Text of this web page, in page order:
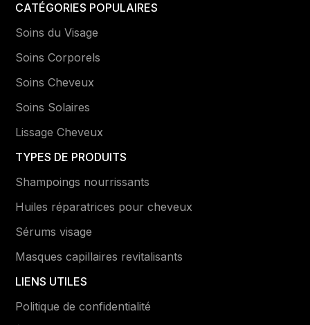
CATÉGORIES POPULAIRES
Soins du Visage
Soins Corporels
Soins Cheveux
Soins Solaires
Lissage Cheveux
TYPES DE PRODUITS
Shampoings nourrissants
Huiles réparatrices pour cheveux
Sérums visage
Masques capillaires revitalisants
LIENS UTILES
Politique de confidentialité